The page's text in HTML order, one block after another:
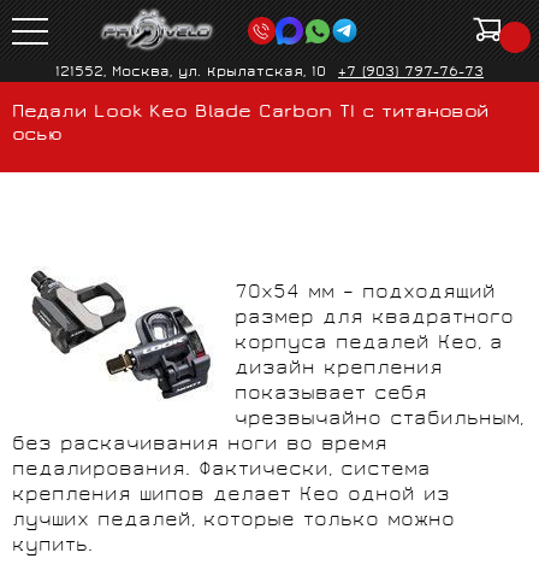
121552, Москва, ул. Крылатская, 10 +7 (903) 797-76-73
Педали Look Keo Blade Carbon TI с титановой
осью
70x54 мм – подходящий
размер для квадратного
корпуса педалей Кео, а
дизайн крепления
показывает себя
чрезвычайно стабильным,
без раскачивания ноги во время
педалирования. Фактически, система
крепления шипов делает Кео одной из
лучших педалей, которые только можно
купить.